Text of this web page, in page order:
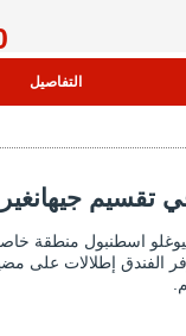
التفاصيل
من المترو 2250 متر من المترو
اسطنبول منطقة
الفندق إطلالات على